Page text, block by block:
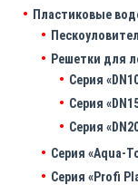
Пластиковые
Решетки для
Серия
Серия
Серия
Серия «Aqua-
Серия «Profi